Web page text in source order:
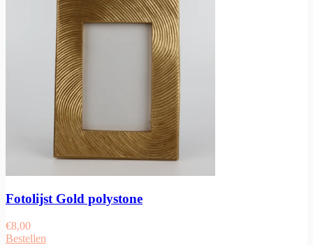
Fotolijst Gold polystone
€8,00
Bestellen